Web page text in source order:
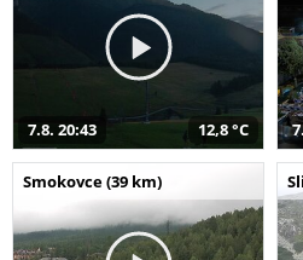
7.8. 20:43 12,8 °C
Smokovce (39 km)